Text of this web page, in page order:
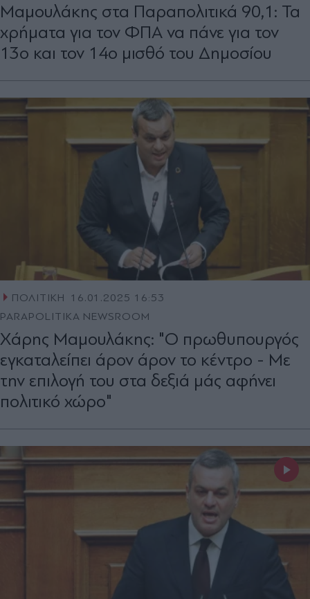
Μαμουλάκης στα Παραπολιτικά 90,1: Τα
χρήματα για τον ΦΠΑ να πάνε για τον
13ο και τον 14ο μισθό του Δημοσίου
ΠΟΛΙΤΙΚΗ
16.01.2025 16:53
PARAPOLITIKA NEWSROOM
Χάρης Μαμουλάκης: "Ο πρωθυπουργός
εγκαταλείπει άρον άρον το κέντρο - Με
την επιλογή του στα δεξιά μάς αφήνει
πολιτικό χώρο"